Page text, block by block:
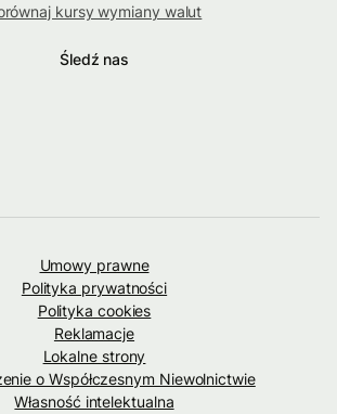
kursy wymiany walut
Śledź nas
Umowy prawne
Polityka prywatności
Polityka cookies
Reklamacje
Lokalne strony
o Współczesnym Niewolnictwie
Własność intelektualna